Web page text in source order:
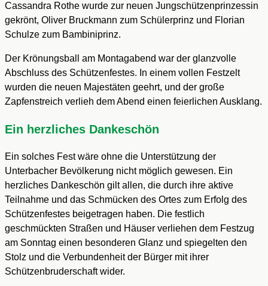
Cassandra Rothe wurde zur neuen Jungschützenprinzessin
gekrönt, Oliver Bruckmann zum Schülerprinz und Florian
Schulze zum Bambiniprinz.
Der Krönungsball am Montagabend war der glanzvolle
Abschluss des Schützenfestes. In einem vollen Festzelt
wurden die neuen Majestäten geehrt, und der große
Zapfenstreich verlieh dem Abend einen feierlichen Ausklang.
Ein herzliches Dankeschön
Ein solches Fest wäre ohne die Unterstützung der
Unterbacher Bevölkerung nicht möglich gewesen. Ein
herzliches Dankeschön gilt allen, die durch ihre aktive
Teilnahme und das Schmücken des Ortes zum Erfolg des
Schützenfestes beigetragen haben. Die festlich
geschmückten Straßen und Häuser verliehen dem Festzug
am Sonntag einen besonderen Glanz und spiegelten den
Stolz und die Verbundenheit der Bürger mit ihrer
Schützenbruderschaft wider.